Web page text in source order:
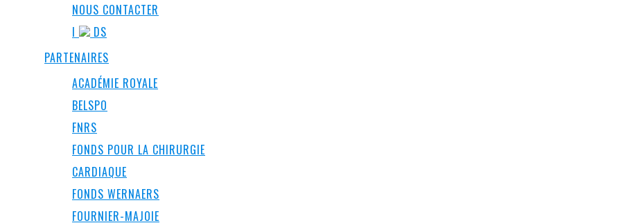
NOUS CONTACTER
I
DS
PARTENAIRES
ACADÉMIE ROYALE
BELSPO
FNRS
FONDS POUR LA CHIRURGIE
CARDIAQUE
FONDS WERNAERS
FOURNIER-MAJOIE